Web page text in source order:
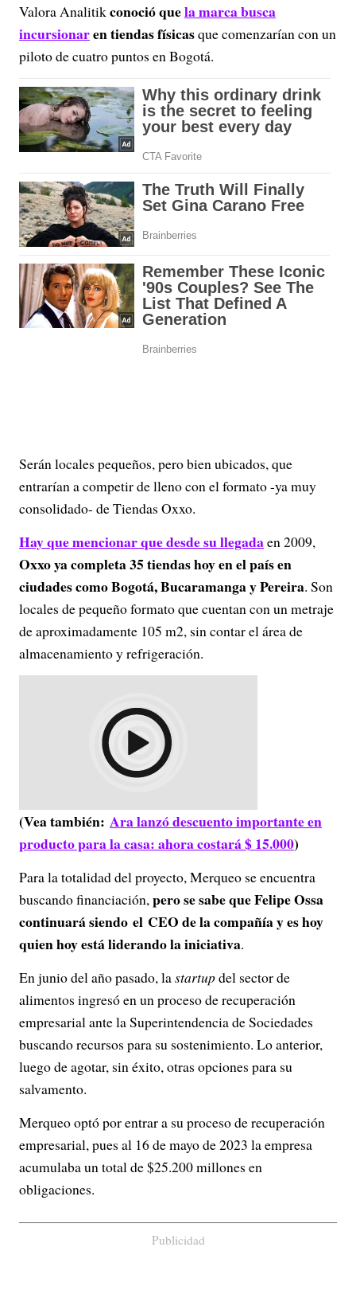
Valora Analitikconoció quela marca busca
incursionaren tiendas físicasque comenzarían con un
piloto de cuatro puntos en Bogotá.
Serán locales pequeños, pero bien ubicados, que
entrarían a competir de lleno con el formato -ya muy
consolidado- de Tiendas Oxxo.
Hay que mencionar que desde su llegadaen 2009,
Oxxo ya completa 35 tiendas hoy en el país en
ciudades como Bogotá, Bucaramanga y Pereira. Son
locales de pequeño formato que cuentan con un metraje
de aproximadamente 105 m2, sin contar el área de
almacenamiento y refrigeración.
(Vea también: Ara lanzó descuento importante en
producto para la casa: ahora costará $ 15.000)
Para la totalidad del proyecto, Merqueo se encuentra
buscando financiación,pero se sabe que Felipe Ossa
continuará siendo el CEO de la compañía y es hoy
quien hoy está liderando la iniciativa.
En junio del año pasado, lastartupdel sector de
alimentos ingresó en un proceso de recuperación
empresarial ante la Superintendencia de Sociedades
buscando recursos para su sostenimiento. Lo anterior,
luego de agotar, sin éxito, otras opciones para su
salvamento.
Merqueo optó por entrar a su proceso de recuperación
empresarial, pues al 16 de mayo de 2023 la empresa
acumulaba un total de $25.200 millones en
obligaciones.
Publicidad